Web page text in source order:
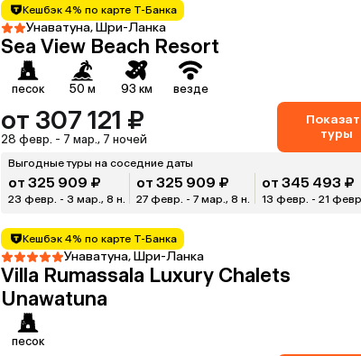
Кешбэк 4% по карте Т-Банка
Унаватуна, Шри-Ланка
Sea View Beach Resort
песок 50 м 93 км везде
от 307 121 ₽
28 февр. - 7 мар., 7 ночей
туры
Выгодные туры на соседние даты
от 325 909 ₽
23 февр. - 3 мар., 8 н.
от 325 909 ₽
27 февр. - 7 мар., 8 н.
от 345 493 ₽
13 февр. - 21
Кешбэк 4% по карте Т-Банка
Унаватуна, Шри-Ланка
Villa Rumassala Luxury Chalets
Unawatuna
песок